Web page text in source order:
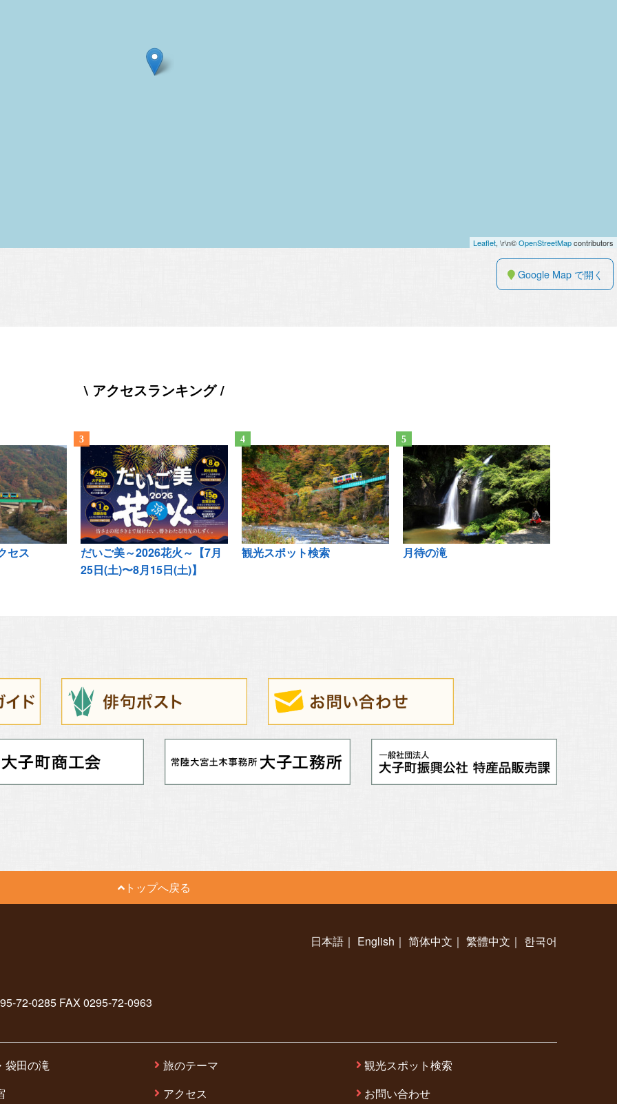
Leaflet, \r\n©OpenStreetMapcontributors
Google Map で開く
\ アクセスランキング /
セス
だいご美～2026花火～【7月
25日(土)〜8月15日(土)】
観光スポット検索 月待の滝
トップへ戻る
日本語 ｜ English ｜ 简体中文 ｜ 繁體中文 ｜ 한국어
72-0285 FAX 0295-72-0963
袋田の滝 旅のテーマ
観光スポット検索
アクセス お問い合わせ